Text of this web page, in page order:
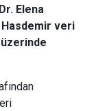
Elena
veri